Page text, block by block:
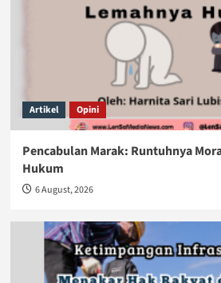
Artikel Opini
Pencabulan Marak: Runtuhnya
Hukum
6 August, 2026